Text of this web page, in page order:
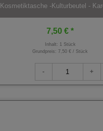
Kosmetiktasche -Kulturbeutel -
7,50 € *
Inhalt: 1 Stück
Grundpreis: 7,50 € / Stück